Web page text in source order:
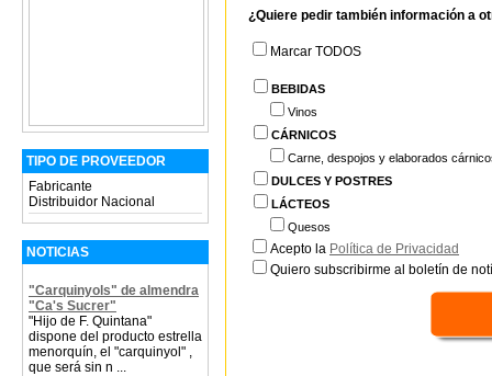
TIPO DE PROVEEDOR
Fabricante
Distribuidor Nacional
NOTICIAS
"Carquinyols" de almendra
"Ca's Sucrer"
"Hijo de F. Quintana"
dispone del producto estrella
menorquín, el "carquinyol" ,
que será sin n ...
¿Quiere pedir también información a
Marcar TODOS
BEBIDAS
Vinos
CÁRNICOS
Carne, despojos y elaborados
DULCES Y POSTRES
LÁCTEOS
Quesos
Acepto la Política de Privacidad
Quiero subscribirme al boletín de